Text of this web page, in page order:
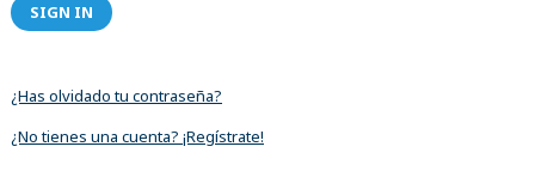
SIGN IN
¿Has olvidado tu contraseña?
¿No tienes una cuenta? ¡Regístrate!